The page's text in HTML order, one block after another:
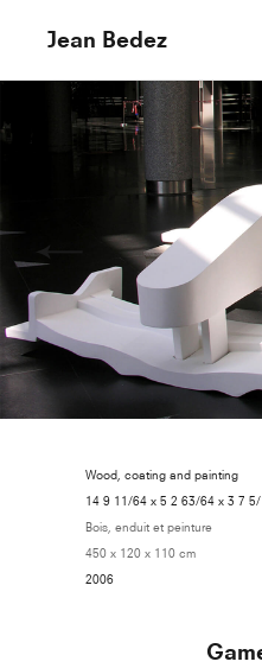
Wood, coating and painting
14 9 11/64 x 5 2 63/64 x 3 7 5/
Bois, enduit et peinture
450 x 120 x 110 cm
2006
Jean Bedez
Informations
Works